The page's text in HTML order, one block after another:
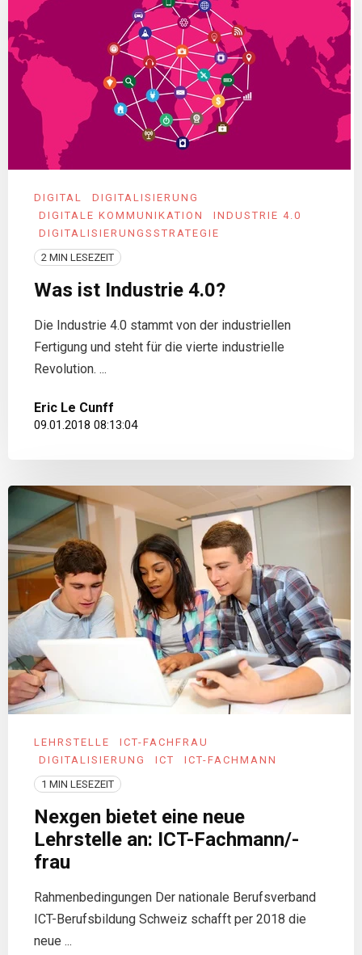
DIGITAL
DIGITALISIERUNG
DIGITALE KOMMUNIKATION
INDUSTRIE 4.0
DIGITALISIERUNGSSTRATEGIE
2 MIN LESEZEIT
Was ist Industrie 4.0?
Die Industrie 4.0 stammt von der industriellen
Fertigung und steht für die vierte industrielle
Revolution. ...
Eric Le Cunff
09.01.2018 08:13:04
LEHRSTELLE
ICT-FACHFRAU
DIGITALISIERUNG
ICT
ICT-FACHMANN
1 MIN LESEZEIT
Nexgen bietet eine neue
Lehrstelle an: ICT-Fachmann/-
frau
Rahmenbedingungen Der nationale Berufsverband
ICT-Berufsbildung Schweiz schafft per 2018 die
neue ...